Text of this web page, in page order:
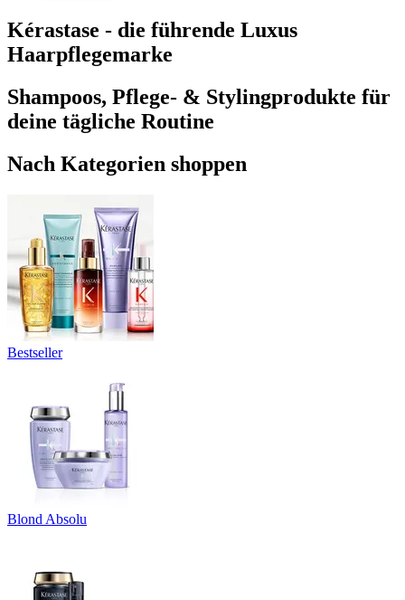
Kérastase - die führende Luxus
Haarpflegemarke
Shampoos, Pflege- & Stylingprodukte für
deine tägliche Routine
Nach Kategorien shoppen
Bestseller
Blond Absolu